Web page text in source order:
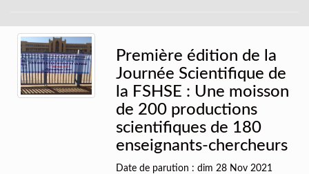
Première édition de la
Journée Scientifique de
la FSHSE : Une moisson
de 200 productions
scientifiques de 180
enseignants-chercheurs
Date de parution : dim 28 Nov 2021